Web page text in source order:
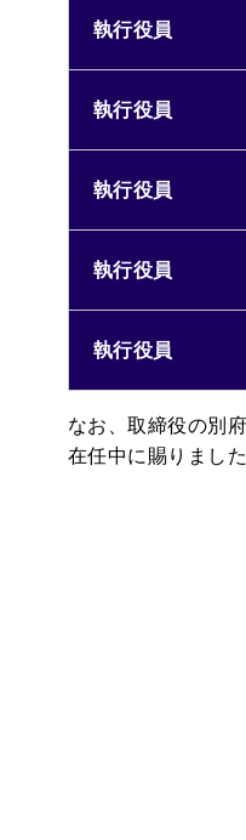
執行役員
執行役員
執行役員
執行役員
執行役員
なお、取締役の別
在任中に賜りまし